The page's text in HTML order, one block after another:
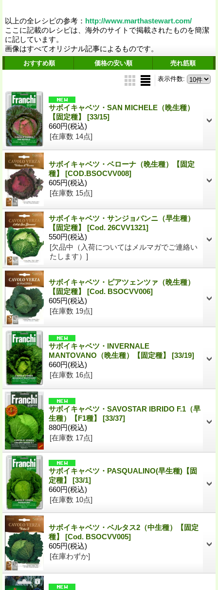
以上の全レシピの参考： http://www.marthastewart.com/
ここに記載のレシピは、海外のサイトで掲載されたものを簡潔
に記しています。
画像はすべてオリジナル記事によるものです。
おすすめ順 価格の安い順 売れ筋順
表示件数:
サボイキャベツ・SAN MICHELE（晩生種）
【固定種】 [33/15]
660円(税込)
[在庫数 14点]
サボイキャベツ・ベローナ（晩生種）【固定
種】 [COD.BSOCVV008]
605円(税込)
[在庫数 15点]
サボイキャベツ・サンジョバンニ（早生種）
【固定種】 [Cod. 26CVV1321]
550円(税込)
[欠品中（入荷についてはメルマガでご連絡い
たします）]
サボイキャベツ・ピアツェンツァ（晩生種）
【固定種】 [Cod. BSOCVV006]
605円(税込)
[在庫数 19点]
サボイキャベツ・INVERNALE
MANTOVANO（晩生種）【固定種】 [33/19]
660円(税込)
[在庫数 16点]
サボイキャベツ・SAVOSTAR IBRIDO F.1（早
生種）【F1種】 [33/37]
880円(税込)
[在庫数 17点]
サボイキャベツ・PASQUALINO(早生種)【固
定種】 [33/1]
660円(税込)
[在庫数 10点]
サボイキャベツ・ベルタス2（中生種）【固定
種】 [Cod. BSOCVV005]
605円(税込)
[在庫わずか]